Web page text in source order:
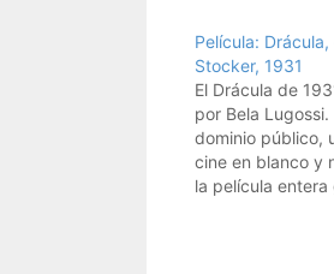
Película: Drácula,
Stocker, 1931
El Drácula de
por Bela
dominio público,
cine en blanco y
la película entera